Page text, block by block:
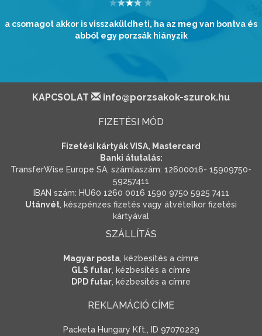
a csomagot akkor is visszaküldheti, ha az meg van bontva és
abból egy porzsák hiányzik
KAPCSOLAT info@porzsakok-szurok.hu
FIZETÉSI MÓD
Fizetési kártyák VISA, Mastercard
Banki átutalás:
TransferWise Europe SA, számlaszám: 12600016- 15909750-
59257411
IBAN szám: HU60 1260 0016 1590 9750 5925 7411
Utánvét , készpénzes fizetés vagy átvételkor fizetési
kártyával
SZÁLLÍTÁS
Magyar posta , kézbesítés a címre
GLS futar , kézbesítés a címre
DPD futar , kézbesítés a címre
REKLAMÁCIÓ CÍME
Packeta Hungary Kft., ID 97070229